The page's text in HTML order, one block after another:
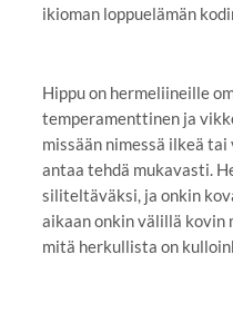
ikioman loppuelämän
Hippu on hermeliineille
temperamenttinen ja
missään nimessä ilkeä
antaa tehdä mukavasti.
siliteltäväksi, ja onkin
aikaan onkin välillä kovin
mitä herkullista on